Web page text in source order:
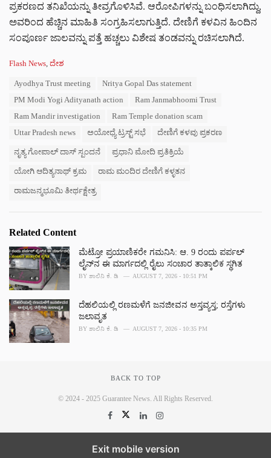
ಪ್ರಕರಣದ ತನಿಖೆಯನ್ನು ತೀವ್ರಗೊಳಿಸಿವೆ. ಆರೋಪಿಗಳನ್ನು ಬಂಧಿಸಲಾಗಿದ್ದು,
ಅವರಿಂದ ಹೆಚ್ಚಿನ ಮಾಹಿತಿ ಸಂಗ್ರಹಿಸಲಾಗುತ್ತಿದೆ. ದೇಣಿಗೆ ಕಳವಿನ ಹಿಂದಿನ
ಸಂಪೂರ್ಣ ಜಾಲವನ್ನು ಪತ್ತೆ ಹಚ್ಚಲು ವಿಶೇಷ ತಂಡವನ್ನು ರಚಿಸಲಾಗಿದೆ.
C
Flash News ದೇಶ
Ayodhya Trust meeting
Nritya Gopal Das statement
PM Modi Yogi Adityanath action
Ram Janmabhoomi Trust
Ram Mandir investigation
Ram Temple donation scam
Uttar Pradesh news
ಅಯೋಧ್ಯೆ ಟ್ರಸ್ಟ್ ಸಭೆ ದೇಣಿಗೆ ಕಳವು ಪ್ರಕರಣ
ನೃತ್ಯ ಗೋಪಾಲ್ ದಾಸ್ ಸ್ಪಂದನೆ ಪ್ರಧಾನಿ ಮೋದಿ ಪ್ರತಿಕ್ರಿಯೆ
ಯೋಗಿ ಆದಿತ್ಯನಾಥ್ ಕ್ರಮ ರಾಮ ಮಂದಿರ ದೇಣಿಗೆ ಕಳ್ಳತನ
ರಾಮಜನ್ಮಭೂಮಿ ತೀರ್ಥಕ್ಷೇತ್ರ
Related Content
ಮೆಟ್ರೋ ಪ್ರಯಾಣಿಕರೇ ಗಮನಿಸಿ: ಆ. 9 ರಂದು ಪರ್ಪಲ್
ಲೈನ್‌ನ ಈ ಮಾರ್ಗದಲ್ಲಿ ರೈಲು ಸಂಚಾರ ತಾತ್ಕಾಲಿಕ ಸ್ಥಗಿತ
BY ಶಾಲಿನಿ ಕೆ. ಡಿ AUGUST 7, 2026 - 10:51 PM
ದೆಹಲಿಯಲ್ಲಿ ರಣಮಳೆಗೆ ಜನಜೀವನ ಅಸ್ತವ್ಯಸ್ತ; ರಸ್ತೆಗಳು
ಜಲಾವೃತ
BY ಶಾಲಿನಿ ಕೆ. ಡಿ AUGUST 7, 2026 - 10:35 PM
BACK TO TOP
© 2024 - 2025 Guarantee News. All Rights Reserved.
Exit mobile version